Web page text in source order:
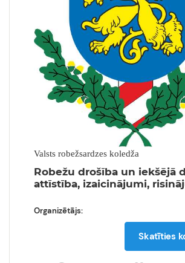
Valsts robežsardzes koledža
Robežu drošība un iekšējā
attīstība, izaicinājumi,
Organizētājs:
Skatīties